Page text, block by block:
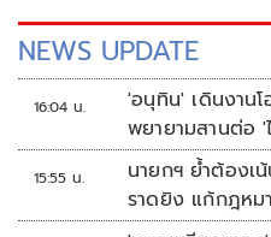
NEWS UPDATE
16:04 น.
'อนุทิน' เดินงาน
พยายามสานต่อ
15:55 น.
นายกฯ ย้ำต้องเ
ราดยิง แก้กฎหม
เพิ่ม